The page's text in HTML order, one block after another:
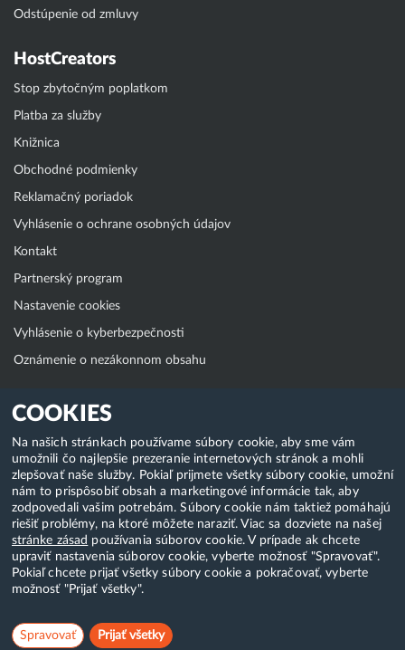
COOKIES
Na našich stránkach používame súbory cookie, aby sme vám
umožnili čo najlepšie prezeranie internetových stránok a mohli
zlepšovať naše služby. Pokiaľ prijmete všetky súbory cookie, umožní
nám to prispôsobiť obsah a marketingové informácie tak, aby
zodpovedali vašim potrebám. Súbory cookie nám taktiež pomáhajú
riešiť problémy, na ktoré môžete naraziť. Viac sa dozviete na našej
stránke zásad používania súborov cookie. V prípade ak chcete
upraviť nastavenia súborov cookie, vyberte možnosť "Spravovať".
Pokiaľ chcete prijať všetky súbory cookie a pokračovať, vyberte
možnosť "Prijať všetky".
Spravovať Prijať všetky
Odstúpenie od zmluvy
HostCreators
Stop zbytočným poplatkom
Platba za služby
Knižnica
Obchodné podmienky
Reklamačný poriadok
Vyhlásenie o ochrane osobných údajov
Kontakt
Partnerský program
Nastavenie cookies
Vyhlásenie o kyberbezpečnosti
Oznámenie o nezákonnom obsahu
Klientská zóna
WebAdmin
WebMail
Zmena hesla (E-mail, FTP, SSH)
Webhosting
Domény
Copyright & 2018-2026 HostCreators. Všetky práva vyhradené